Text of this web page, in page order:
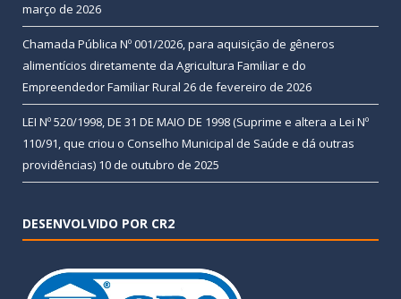
março de 2026
Chamada Pública Nº 001/2026, para aquisição de gêneros
alimentícios diretamente da Agricultura Familiar e do
Empreendedor Familiar Rural 26 de fevereiro de 2026
LEI Nº 520/1998, DE 31 DE MAIO DE 1998 (Suprime e altera a Lei Nº
110/91, que criou o Conselho Municipal de Saúde e dá outras
providências) 10 de outubro de 2025
DESENVOLVIDO POR CR2